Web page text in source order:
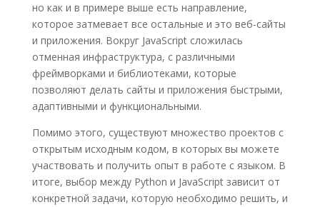
но как и в примере выше есть направление,
которое затмевает все остальные и это веб-сайты
и приложения. Вокруг JavaScript сложилась
отменная инфраструктура, с различными
фреймворками и библиотеками, которые
позволяют делать сайты и приложения быстрыми,
адаптивными и функциональными.
Помимо этого, существуют множество проектов с
открытым исходным кодом, в которых вы можете
участвовать и получить опыт в работе с языком. В
итоге, выбор между Python и JavaScript зависит от
конкретной задачи, которую необходимо решить, и